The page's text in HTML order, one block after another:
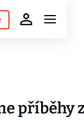
příběhy